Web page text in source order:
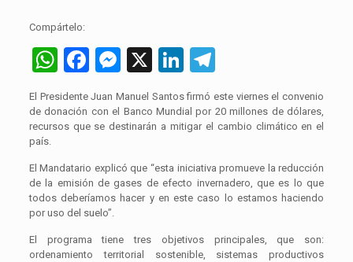
Compártelo:
WhatsApp
Facebook
Messenger
X LinkedIn
El Presidente Juan Manuel Santos firmó este viernes el convenio
de donación con el Banco Mundial por 20 millones de dólares,
recursos que se destinarán a mitigar el cambio climático en el
país.
El Mandatario explicó que “esta iniciativa promueve la reducción
de la emisión de gases de efecto invernadero, que es lo que
todos deberíamos hacer y en este caso lo estamos haciendo
por uso del suelo”.
El programa tiene tres objetivos principales, que son:
ordenamiento territorial sostenible, sistemas productivos